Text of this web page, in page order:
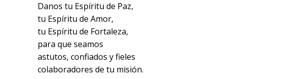
Danos tu Espíritu de Paz,
tu Espíritu de Amor,
tu Espíritu de Fortaleza,
para que seamos
astutos, confiados y fieles
colaboradores de tu misión.